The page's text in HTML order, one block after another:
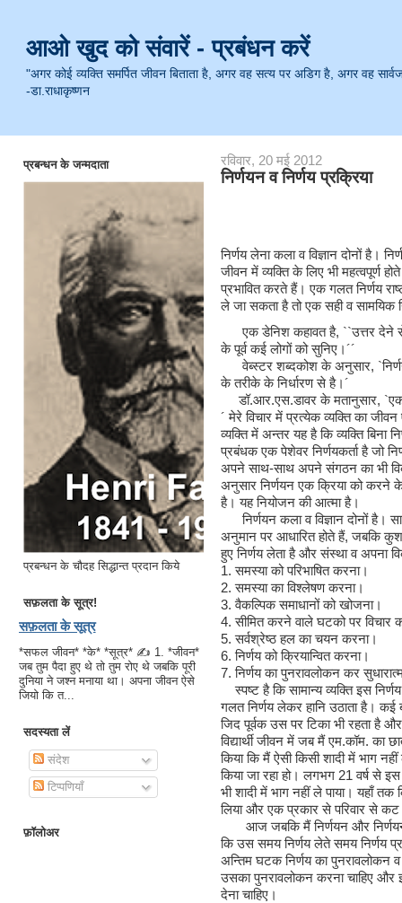
आओ खुद को संवारें - प्रबंधन करें
"अगर कोई व्यक्ति समर्पित जीवन बिताता है, अगर वह सत्य पर अडिग है, अगर वह
-डा.राधाकृष्णन
प्रबन्धन के जन्मदाता
प्रबन्धन के चौदह सिद्धान्त प्रदान किये
सफ़लता के सूत्र!
सफ़लता के सूत्र
*सफल जीवन* *के* *सूत्र* ✍ 1. *जीवन*
जब तुम पैदा हुए थे तो तुम रोए थे जबकि पूरी
दुनिया ने जश्न मनाया था। अपना जीवन ऐसे
जियो कि त...
सदस्यता लें
संदेश
टिप्पणियाँ
फ़ॉलोअर
रविवार, 20 मई 2012
निर्णयन व निर्णय प्रक्रिया
निर्णय लेना कला व विज्ञान दोनों है।
जीवन में व्यक्ति के लिए भी महत्वपूर्ण
प्रभावित करते हैं। एक गलत निर्णय
ले जा सकता है तो एक सही व सामयिक
एक डेनिश कहावत है, ``उत्तर देने से
के पूर्व कई लोगों को सुनिए।´´
वेब्स्टर शब्दकोश के अनुसार,
के तरीके के निर्धारण से है।´
डॉ.आर.एस.डावर के मतानुसार,
´ मेरे विचार में प्रत्येक व्यक्ति का
व्यक्ति में अन्तर यह है कि व्यक्ति बिना
प्रबंधक एक पेशेवर निर्णयकर्ता है जो
अपने साथ-साथ अपने संगठन का भी
अनुसार निर्णयन एक क्रिया को करने
है। यह नियोजन की आत्मा है।
निर्णयन कला व विज्ञान दोनों है।
अनुमान पर आधारित होते हैं, जबकि
हुए निर्णय लेता है और संस्था व अपना
1. समस्या को परिभाषित करना।
2. समस्या का विश्लेषण करना।
3. वैकल्पिक समाधानों को खोजना।
4. सीमित करने वाले घटको पर विचार
5. सर्वश्रेष्ठ हल का चयन करना।
6. निर्णय को क्रियान्वित करना।
7. निर्णय का पुनरावलोकन कर
स्पष्ट है कि सामान्य व्यक्ति इस
गलत निर्णय लेकर हानि उठाता है। कई
जिद पूर्वक उस पर टिका भी रहता है
विद्यार्थी जीवन में जब मैं एम.कॉम. का
किया कि मैं ऐसी किसी शादी में भाग
किया जा रहा हो। लगभग 21 वर्ष से
भी शादी में भाग नहीं ले पाया। यहाँ तक
लिया और एक प्रकार से परिवार से कट
आज जबकि मैं निर्णयन और निर्णयन
कि उस समय निर्णय लेते समय निर्णय
अन्तिम घटक निर्णय का पुनरावलोकन
उसका पुनरावलोकन करना चाहिए और
देना चाहिए।